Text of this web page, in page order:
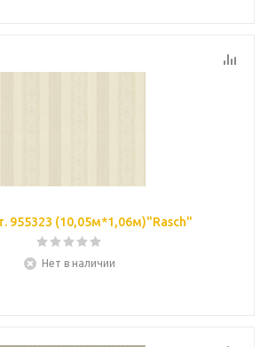
955323 (10,05м*1,06м)"Rasch"
Нет в наличии